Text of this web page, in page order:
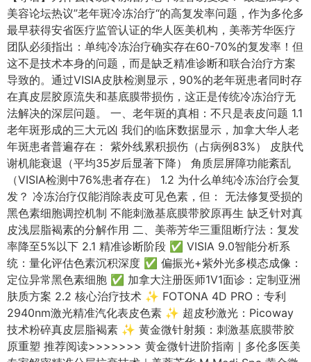
美容论坛热议”老年斑冷冻治疗“的高复发率问题，作为多伦多
最早获得安省医疗监管认证的华人医美机构，美蒂芳华医疗
团队必须指出：单纯冷冻治疗确实存在60-70%的复发率！但
这不是技术本身的问题，而是缺乏精准诊断和联合治疗方案
导致的。通过VISIA皮肤检测显示，90%的老年斑患者同时存
在真皮层胶原流失和基底膜带损伤，这正是传统冷冻治疗无
法解决的深层问题。 一、老年斑的真相：不只是表皮问题 1.1
老年斑形成的三大元凶 我们的临床数据显示，加拿大华人老
年斑患者普遍存在： 紫外线累积损伤（占病例83%） 皮肤代
谢机能衰退（平均35岁后显著下降） 角质层屏障功能紊乱
（VISIA检测中76%患者存在） 1.2 为什么单纯冷冻治疗会复
发？ 冷冻治疗仅能消除表皮可见色素，但： 无法修复受损的
黑色素细胞调控机制 不能刺激基底膜带胶原再生 缺乏针对真
皮浅层脂褐素的分解作用 二、美蒂芳华三重阻断疗法：复发
率降至5%以下 2.1 精准诊断阶段 ✅ VISIA 9.0智能分析系
统：量化评估色素沉积深度 ✅ 偏振光+紫外光多模态成像：
定位异常黑色素细胞 ✅ 加拿大注册医师1V1面诊：定制亚洲
肤质方案 2.2 核心治疗技术 ✨ FOTONA 4D PRO：专利
2940nm激光精准汽化表皮色素 ✨ 超皮秒激光：Picoway
技术粉碎真皮层脂褐素 ✨ 黄金微针射频：刺激基底膜带胶
原重塑 推荐阅读>>>>>>> 黄金微针进阶指南｜多伦多医美